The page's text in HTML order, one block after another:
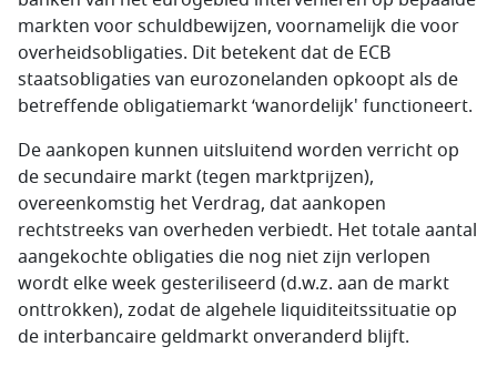
markten voor schuldbewijzen, voornamelijk die voor
overheidsobligaties. Dit betekent dat de ECB
staatsobligaties van eurozonelanden opkoopt als de
betreffende obligatiemarkt ‘wanordelijk' functioneert.
De aankopen kunnen uitsluitend worden verricht op
de secundaire markt (tegen marktprijzen),
overeenkomstig het Verdrag, dat aankopen
rechtstreeks van overheden verbiedt. Het totale aantal
aangekochte obligaties die nog niet zijn verlopen
wordt elke week gesteriliseerd (d.w.z. aan de markt
onttrokken), zodat de algehele liquiditeitssituatie op
de interbancaire geldmarkt onveranderd blijft.